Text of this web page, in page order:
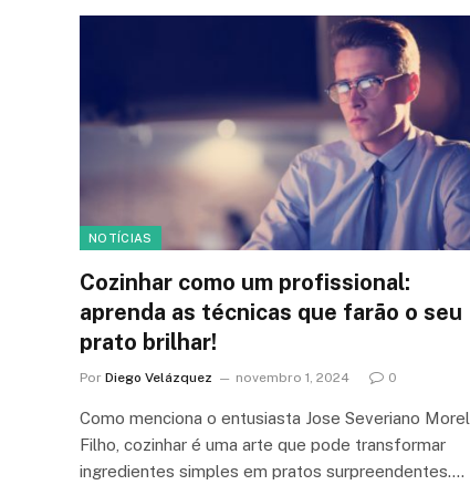
NOTÍCIAS
Cozinhar como um profissional:
aprenda as técnicas que farão o seu
prato brilhar!
Por Diego Velázquez novembro 1, 2024 0
Como menciona o entusiasta Jose Severiano Morel
Filho, cozinhar é uma arte que pode transformar
ingredientes simples em pratos surpreendentes.…